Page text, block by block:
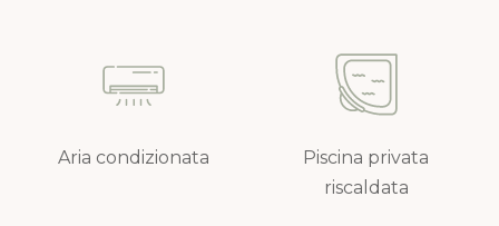
Aria condizionata
Piscina privata
riscaldata